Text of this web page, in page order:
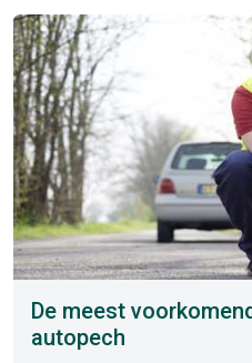
De meest
autopech